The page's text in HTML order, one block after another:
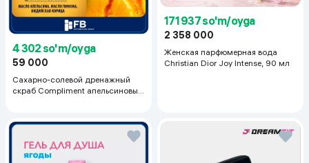
4 302 so'm/oyga
59 000
Сахарно-солевой дренажный
скраб Compliment апельсиновый
171 937 so'm/oyga
2 358 000
Женская парфюмерная вода
Christian Dior Joy Intense, 90 мл